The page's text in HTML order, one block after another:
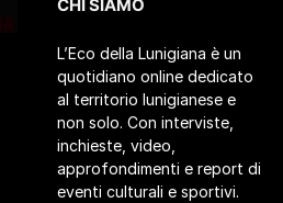
CHI SIAMO
L’Eco della Lunigiana è un
quotidiano online dedicato
al territorio lunigianese e
non solo. Con interviste,
inchieste, video,
approfondimenti e report di
eventi culturali e sportivi.